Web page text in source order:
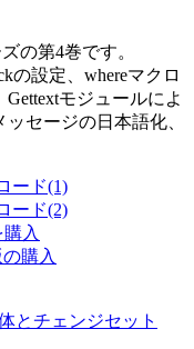
の第4巻です。
の設定、whereマクロ
モジュールによ
セージの日本語化、
ード(1)
ード(2)
入
購入